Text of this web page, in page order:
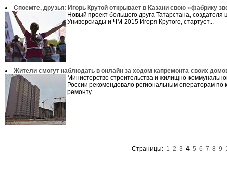
Споемте, друзья: Игорь Крутой открывает в Казани свою «фабрику
Новый проект большого друга Татарстана, создателя
Универсиады и ЧМ-2015 Игоря Крутого, стартует...
Жители смогут наблюдать в онлайн за ходом капремонта своих
Министерство строительства и жилищно-
России рекомендовало региональным операторам по
ремонту...
Страницы: 1 2 3 4 5 6 7 8 9